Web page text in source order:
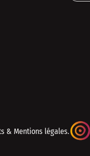
& Mentions légales.